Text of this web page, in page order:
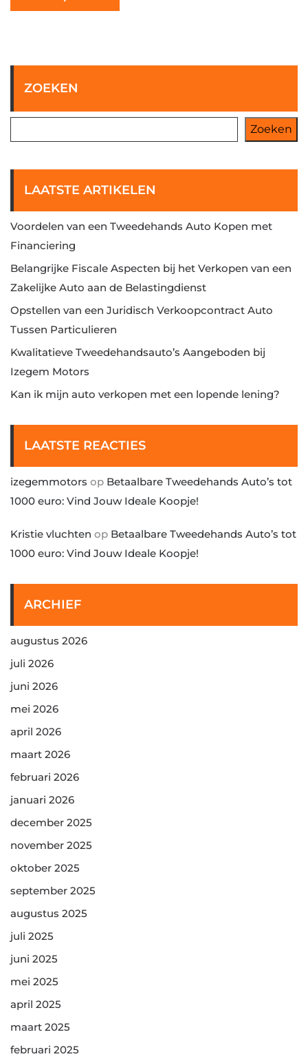
ZOEKEN
Zoeken
LAATSTE ARTIKELEN
Voordelen van een Tweedehands Auto Kopen met
Financiering
Belangrijke Fiscale Aspecten bij het Verkopen van een
Zakelijke Auto aan de Belastingdienst
Opstellen van een Juridisch Verkoopcontract Auto
Tussen Particulieren
Kwalitatieve Tweedehandsauto’s Aangeboden bij
Izegem Motors
Kan ik mijn auto verkopen met een lopende lening?
LAATSTE REACTIES
izegemmotors op Betaalbare Tweedehands Auto’s tot
1000 euro: Vind Jouw Ideale Koopje!
Kristie vluchten op Betaalbare Tweedehands Auto’s tot
1000 euro: Vind Jouw Ideale Koopje!
ARCHIEF
augustus 2026
juli 2026
juni 2026
mei 2026
april 2026
maart 2026
februari 2026
januari 2026
december 2025
november 2025
oktober 2025
september 2025
augustus 2025
juli 2025
juni 2025
mei 2025
april 2025
maart 2025
februari 2025